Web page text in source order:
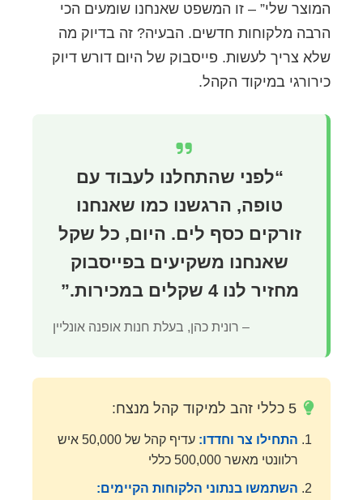
המוצר שלי” – זו המשפט שאנחנו שומעים הכי
הרבה מלקוחות חדשים. הבעיה? זה בדיוק מה
שלא צריך לעשות. פייסבוק של היום דורש דיוק
כירורגי במיקוד הקהל.
“לפני שהתחלנו לעבוד עם
טופה, הרגשנו כמו שאנחנו
זורקים כסף לים. היום, כל שקל
שאנחנו משקיעים בפייסבוק
מחזיר לנו 4 שקלים במכירות.”
– רונית כהן, בעלת חנות אופנה אונליין
5 כללי זהב למיקוד קהל מנצח:
התחילו צר וחדדו:
עדיף קהל של 50,000 איש
רלוונטי מאשר 500,000 כללי
השתמשו בנתוני הלקוחות הקיימים: